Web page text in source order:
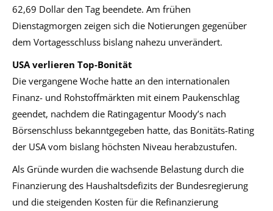
62,69 Dollar den Tag beendete. Am frühen
Dienstagmorgen zeigen sich die Notierungen gegenüber
dem Vortagesschluss bislang nahezu unverändert.
USA verlieren Top-Bonität
Die vergangene Woche hatte an den internationalen
Finanz- und Rohstoffmärkten mit einem Paukenschlag
geendet, nachdem die Ratingagentur Moody’s nach
Börsenschluss bekanntgegeben hatte, das Bonitäts-Rating
der USA vom bislang höchsten Niveau herabzustufen.
Als Gründe wurden die wachsende Belastung durch die
Finanzierung des Haushaltsdefizits der Bundesregierung
und die steigenden Kosten für die Refinanzierung